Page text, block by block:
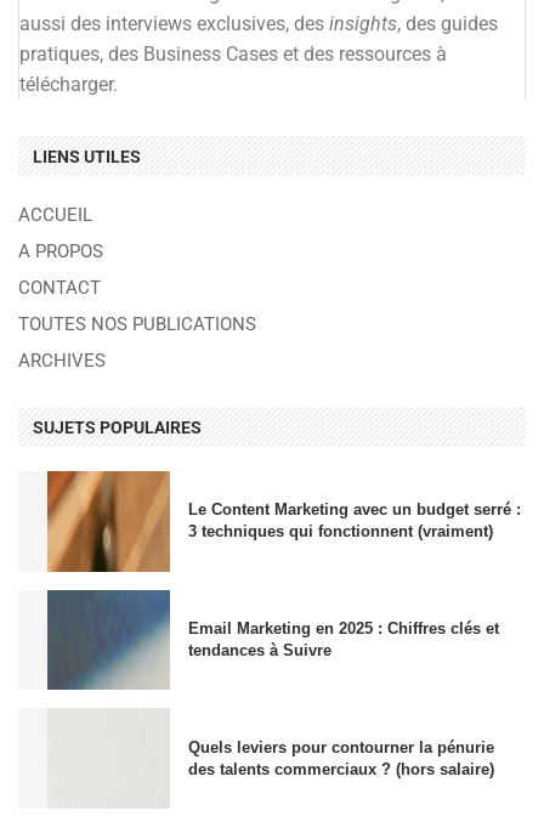
aussi des interviews exclusives, des insights, des guides
pratiques, des Business Cases et des ressources à
télécharger.
LIENS UTILES
ACCUEIL
A PROPOS
CONTACT
TOUTES NOS PUBLICATIONS
ARCHIVES
SUJETS POPULAIRES
Le Content Marketing avec un budget serré :
3 techniques qui fonctionnent (vraiment)
Email Marketing en 2025 : Chiffres clés et
tendances à Suivre
Quels leviers pour contourner la pénurie
des talents commerciaux ? (hors salaire)